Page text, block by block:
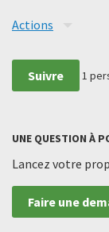
Actions
Suivre 1
UNE QUESTION À
Lancez votre
Faire une